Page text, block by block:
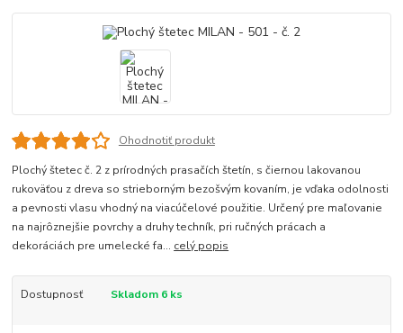
Ohodnotiť produkt
Plochý štetec č. 2 z prírodných prasačích štetín, s čiernou lakovanou
rukoväťou z dreva so strieborným bezošvým kovaním, je vďaka odolnosti
a pevnosti vlasu vhodný na viacúčelové použitie. Určený pre maľovanie
na najrôznejšie povrchy a druhy techník, pri ručných prácach a
dekoráciách pre umelecké fa... celý popis
Dostupnosť Skladom 6 ks